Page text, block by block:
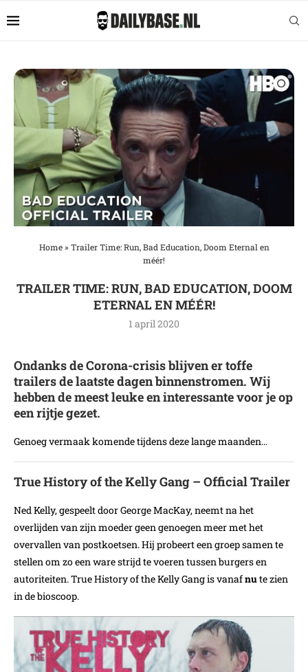
Home» Trailer Time: Run, Bad Education, Doom Eternal en
méér!
TRAILER TIME: RUN, BAD EDUCATION, DOOM
ETERNAL EN MÉÉR!
1 april 2020
Ondanks de Corona-crisis blijven er toffe
trailers de laatste dagen binnenstromen. Wij
hebben de meest leuke en interessante voor je op
een rijtje gezet.
Genoeg vermaak komende tijdens deze lange maanden…
True History of the Kelly Gang – Official Trailer
Ned Kelly, gespeelt door George MacKay, neemt na het
overlijden van zijn moeder geen genoegen meer met het
overvallen van postkoetsen. Hij probeert een groep samen te
stellen om zo een ware strijd te voeren tussen burgers en
autoriteiten. True History of the Kelly Gang is vanafnute zien
in de bioscoop.